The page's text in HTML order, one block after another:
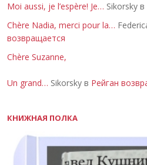
Moi aussi, je l’espère! Je… Sikorsky в
Chère Nadia, merci pour la…
возвращается
Chère Suzanne,
Un grand… Sikorsky в Рейган
КНИЖНАЯ ПОЛКА